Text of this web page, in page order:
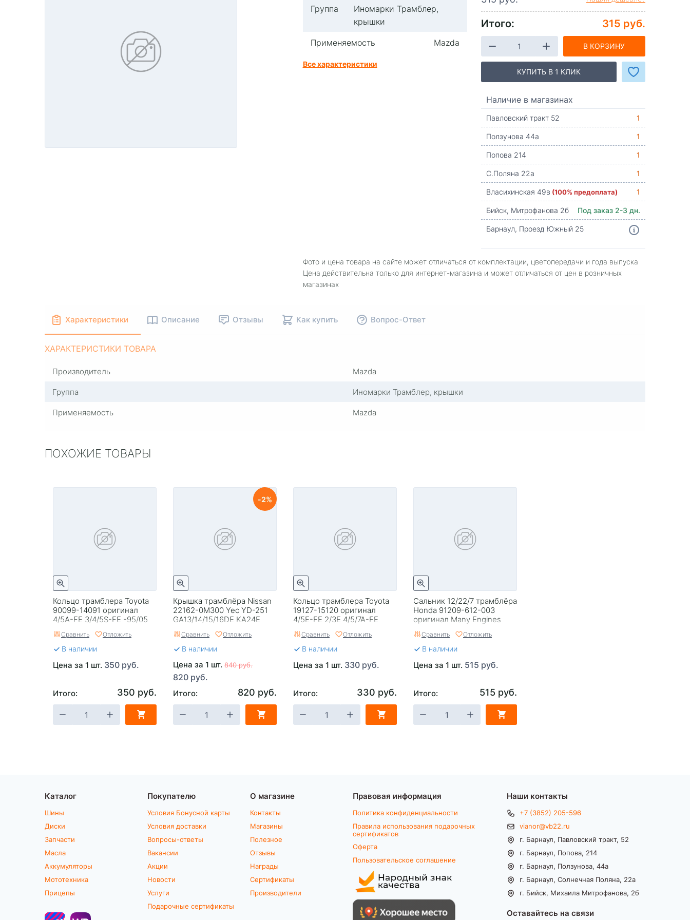
Группа
Иномарки Трамблер,
крышки
Применяемость
Mazda
Все характеристики
Итого: 315 руб.
В КОРЗИНУ
КУПИТЬ В 1 КЛИК
Наличие в магазинах
Павловский тракт 52
1
Ползунова 44а
1
Попова 214
1
С.Поляна 22а
1
Власихинская 49в (100% предоплата)
1
Бийск, Митрофанова 2б
Под заказ 2-3 дн.
Барнаул, Проезд Южный 25
Фото и цена товара на сайте может отличаться от комплектации, цветопередачи и года выпуска
Цена действительна только для интернет-магазина и может отличаться от цен в розничных
магазинах
Характеристики Описание Отзывы Как купить Вопрос-Ответ
ХАРАКТЕРИСТИКИ ТОВАРА
Производитель
Mazda
Группа
Иномарки Трамблер, крышки
Применяемость
Mazda
ПОХОЖИЕ ТОВАРЫ
Кольцо трамблера Toyota
90099-14091 оригинал
4/5A-FE 3/4/5S-FE -95/05
Сравнить Отложить
В наличии
Цена за 1 шт. 350 руб.
Итого: 350 руб.
Крышка трамблёра Nissan
22162-0M300 Yec YD-251
GA13/14/15/16DE KA24E
2
Сравнить Отложить
В наличии
Цена за 1 шт. 840 руб.
820 руб.
Итого: 820 руб.
Кольцо трамблера Toyota
19127-15120 оригинал
4/5E-FE 2/3E 4/5/7A-FE
Сравнить Отложить
В наличии
Цена за 1 шт. 330 руб.
Итого: 330 руб.
Сальник 12/22/7 трамблёра
Honda 91209-612-003
оригинал Many Engines
Сравнить Отложить
В наличии
Цена за 1 шт. 515 руб.
Итого: 515 руб.
Каталог
Шины
Диски
Запчасти
Масла
Аккумуляторы
Мототехника
Прицепы
Покупателю
Условия Бонусной карты
Условия доставки
Вопросы-ответы
Вакансии
Акции
Новости
Услуги
Подарочные сертификаты
О магазине
Контакты
Магазины
Полезное
Отзывы
Награды
Сертификаты
Производители
Правовая информация
Политика конфиденциальности
Правила использования подарочных
сертификатов
Оферта
Пользовательское соглашение
Наши контакты
+7 (3852) 205-596
vianor@vb22.ru
г. Барнаул, Павловский тракт, 52
г. Барнаул, Попова, 214
г. Барнаул, Ползунова, 44а
г. Барнаул, Солнечная Поляна, 22а
г. Бийск, Михаила Митрофанова, 2б
Оставайтесь на связи